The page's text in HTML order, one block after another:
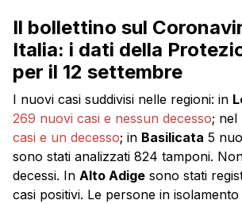
Il bollettino sul
Italia: i dati della
per il 12 settembre
I nuovi casi suddivisi nelle regioni: in
269 nuovi casi e nessun decesso; nel
casi e un decesso; in Basilicata 5
sono stati analizzati 824 tamponi.
decessi. In Alto Adige sono stati
casi positivi. Le persone in